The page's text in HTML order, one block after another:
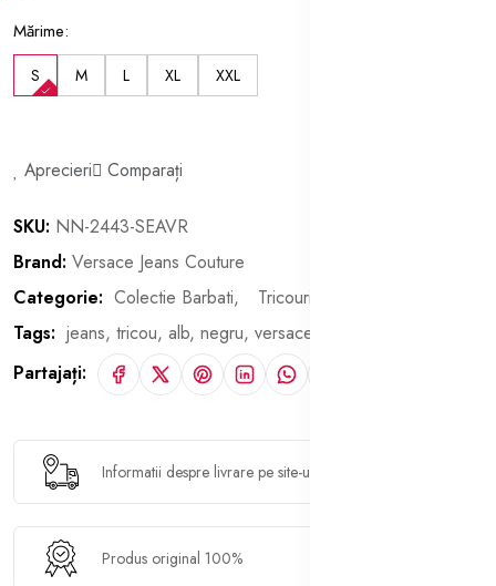
Mărime:
S M L XL XXL
Aprecieri Comparați
SKU: NN-2443-SEAVR
Brand: Versace Jeans Couture
Categorie: Colectie Barbati,
Tricouri Barbati
Tags: jeans, tricou, alb, negru, versace,
Partajați:
Informatii despre livrare pe site-ul furnizorului
Produs original 100%